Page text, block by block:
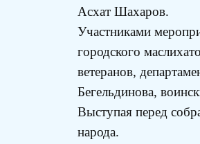
Асхат Шахаров.
Участниками
городского
ветеранов,
Бегельдинова,
Выступая перед
народа.